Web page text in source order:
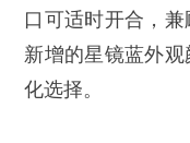
口可适时开合，兼
新增的星镜蓝外
化选择。